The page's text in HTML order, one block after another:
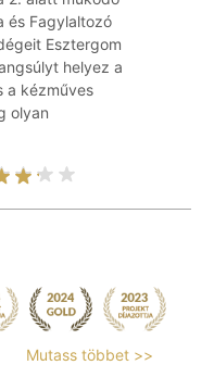
és Fagylaltozó
Esztergom
helyez a
a kézműves
olyan
Mutass többet >>